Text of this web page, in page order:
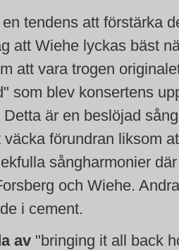
tendens att förstärka
att Wiehe lyckas bäst
att vara trogen
som blev konsertens
Detta är en beslöjad
väcka förundran liksom
sångharmonier
och Wiehe.
i cement.
av "bringing it all back